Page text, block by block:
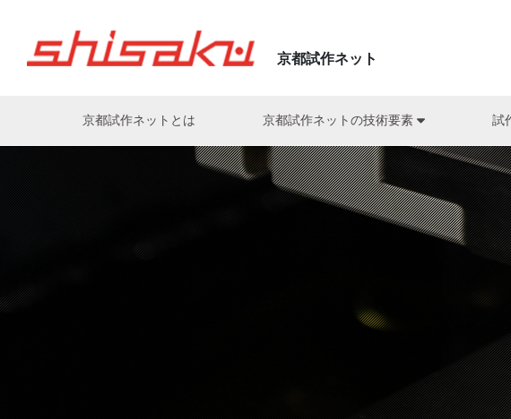
京都試作ネット
京都試作ネットとは 京都試作ネットの技術要素
電気・基板・配線・組立 ゴム
プレス・
表面処理
工業デザイン・UI（ユー
試
亀岡電子株式会社の匠
(亀岡電子株式会社)
片岡伸次
(株式会社ナカモト)
中村好史
(株式会社ニューネクスト)
(株式会社神村製作所)
筧富幸
(株式会社京
日高勝
(土肥板金工業
河原正人 /
(木下電子工
(株式会社西山
門野将
(株式会社衣
株式会社アクト 株式会社神村製作所
株式会社衣川製作所
木下電子工業株式会社
株式会社 京写
株式会社グ
株式会社クロ
株式会社最上
佐々木化学薬
菅原精機株
株式会社ソフ
高木金属株